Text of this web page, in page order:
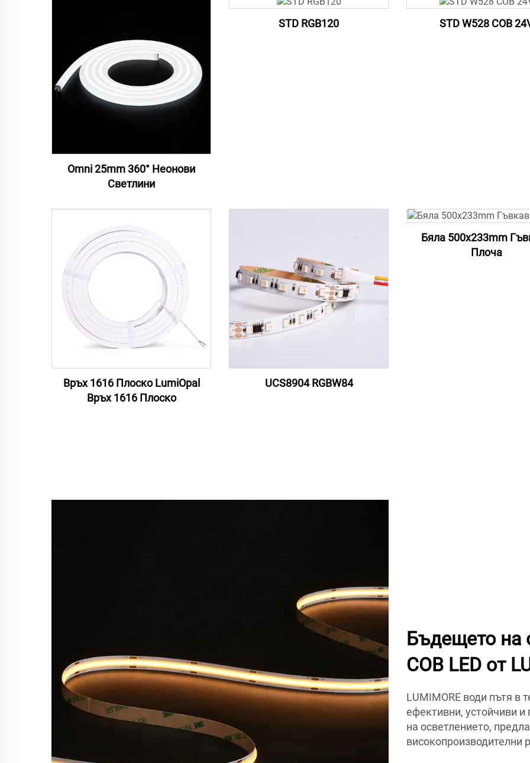
Omni 25mm 360° Неонови
Светлини
STD RGB120 STD W528 COB
Връх 1616 Плоско LumiOpal
Връх 1616 Плоско
UCS8904 RGBW84
Бяла 500x233mm
Плоча
Бъдещето на
COB LED от
LUMIMORE води пътя в
ефективни, устойчиви и
на осветлението,
високопроизводителни